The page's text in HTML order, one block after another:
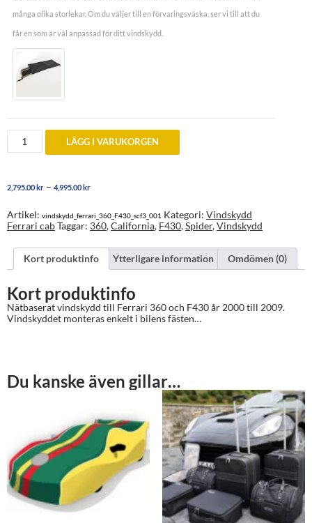
många olika storlekar. Om du väljer till en förvaringsväska, ser vi till att du
får en som är väl anpassad för ditt vindskydd.
Vindskydd
Ferrari
F430
år
2000
till
2009
mängd
LÄGG I VARUKORGEN
2,795.00kr – 4,995.00krPrisintervall:
4,995.00 kr
Artikel: vindskydd_ferrari_360_F430_scf3_001 Kategori: Vindskydd
Ferrari cabTaggar: 360,California, F430,Spider,Vindskydd
Kort produktinfo Ytterligare information Omdömen (0)
Kort produktinfo
Nätbaserat vindskydd till Ferrari 360 och F430 år 2000 till 2009.
Vindskyddet monteras enkelt i bilens fästen…
Du kanske även gillar…